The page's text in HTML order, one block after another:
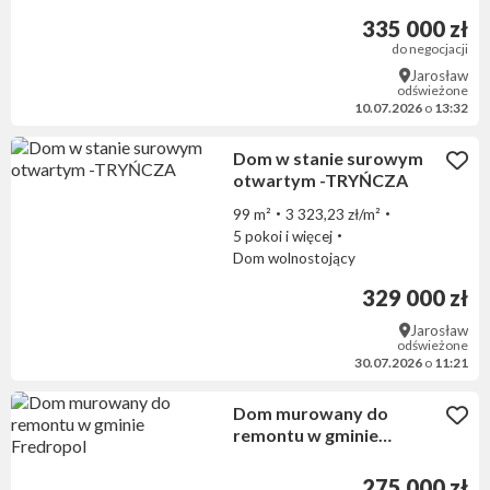
335 000 zł
do negocjacji
Jarosław
odświeżone
10.07.2026 o 13:32
Dom w stanie surowym
otwartym -TRYŃCZA
99 m²
3 323,23 zł/m²
5 pokoi i więcej
Dom wolnostojący
329 000 zł
Jarosław
odświeżone
30.07.2026 o 11:21
Dom murowany do
remontu w gminie